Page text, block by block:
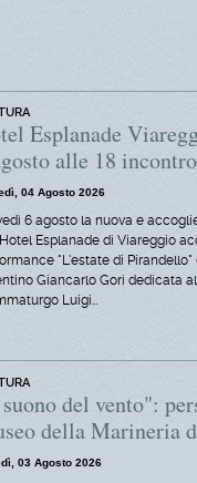
Esplanade
alle 18
04 Agosto 2026
6 agosto la nuova e
Esplanade di Viareggio
"L'estate di
Giancarlo Gori dedicata al
Luigi…
del vento":
della Marineria
03 Agosto 2026